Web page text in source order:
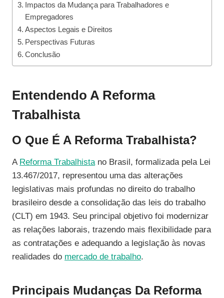
Impactos da Mudança para Trabalhadores e
Empregadores
Aspectos Legais e Direitos
Perspectivas Futuras
Conclusão
Entendendo A Reforma
Trabalhista
O Que É A Reforma Trabalhista?
A Reforma Trabalhistano Brasil, formalizada pela Lei
13.467/2017, representou uma das alterações
legislativas mais profundas no direito do trabalho
brasileiro desde a consolidação das leis do trabalho
(CLT) em 1943. Seu principal objetivo foi modernizar
as relações laborais, trazendo mais flexibilidade para
as contratações e adequando a legislação às novas
realidades do mercado de trabalho.
Principais Mudanças Da Reforma